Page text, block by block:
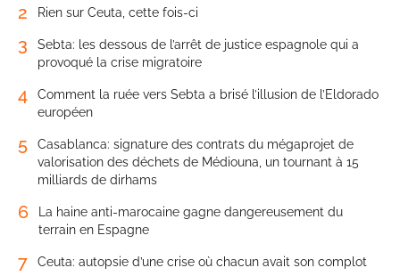
2 Rien sur Ceuta, cette fois-ci
3
Sebta: les dessous de l’arrêt de justice espagnole qui a
provoqué la crise migratoire
4
Comment la ruée vers Sebta a brisé l’illusion de l’Eldorado
européen
5
Casablanca: signature des contrats du mégaprojet de
valorisation des déchets de Médiouna, un tournant à 15
milliards de dirhams
6
La haine anti-marocaine gagne dangereusement du
terrain en Espagne
7 Ceuta: autopsie d’une crise où chacun avait son complot